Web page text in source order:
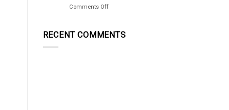
KPR
Gugatan
Comments Offon
Proses
RECENT COMMENTS